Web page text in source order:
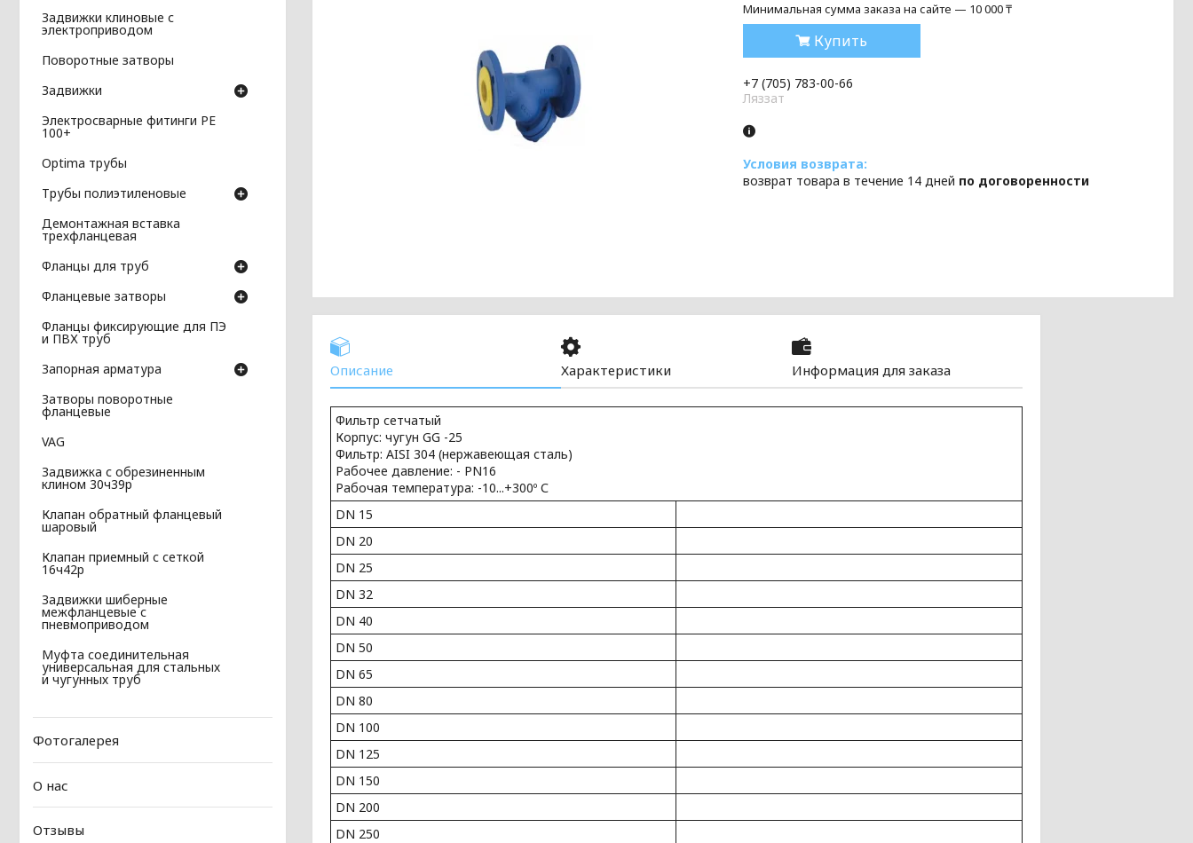
Минимальная сумма заказа на сайте — 10 000 ₸
Купить
+7 (705) 783-00-66
Ляззат
возврат товара в течение 14 дней по договоренности
Описание Характеристики Информация для заказа
Фильтр сетчатый
Корпус: чугун GG -25
Фильтр: AISI 304 (нержавеющая сталь)
Рабочее давление: - PN16
Рабочая температура: -10...+300º С
DN 15
DN 20
DN 25
DN 32
DN 40
DN 50
DN 65
DN 80
DN 100
DN 125
DN 150
DN 200
DN 250
Задвижки клиновые с
электроприводом
Поворотные затворы
Задвижки
Электросварные фитинги PE
100+
Optima трубы
Трубы полиэтиленовые
Демонтажная вставка
трехфланцевая
Фланцы для труб
Фланцевые затворы
Фланцы фиксирующие для ПЭ
и ПВХ труб
Запорная арматура
Затворы поворотные
фланцевые
VAG
Задвижка с обрезиненным
клином 30ч39р
Клапан обратный фланцевый
шаровый
Клапан приемный с сеткой
16ч42р
Задвижки шиберные
межфланцевые с
пневмоприводом
Муфта соединительная
универсальная для стальных
и чугунных труб
Фотогалерея
О нас
Отзывы